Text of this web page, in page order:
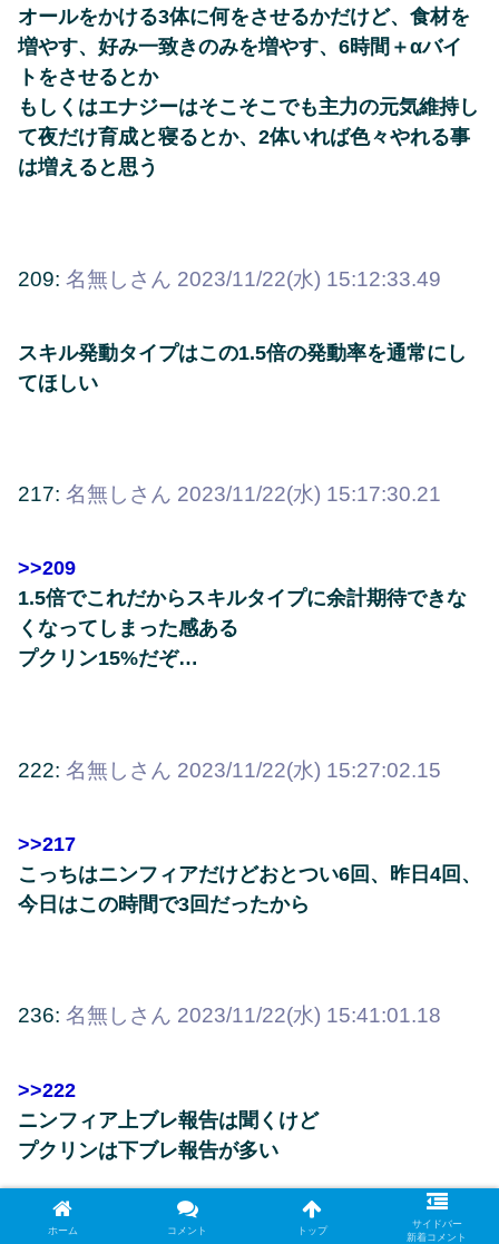
オールをかける3体に何をさせるかだけど、食材を
増やす、好み一致きのみを増やす、6時間＋αバイ
トをさせるとか
もしくはエナジーはそこそこでも主力の元気維持し
て夜だけ育成と寝るとか、2体いれば色々やれる事
は増えると思う
209: 名無しさん 2023/11/22(水) 15:12:33.49
スキル発動タイプはこの1.5倍の発動率を通常にし
てほしい
217: 名無しさん 2023/11/22(水) 15:17:30.21
>>209
1.5倍でこれだからスキルタイプに余計期待できな
くなってしまった感ある
プクリン15%だぞ…
222: 名無しさん 2023/11/22(水) 15:27:02.15
>>217
こっちはニンフィアだけどおとつい6回、昨日4回、
今日はこの時間で3回だったから
236: 名無しさん 2023/11/22(水) 15:41:01.18
>>222
ニンフィア上ブレ報告は聞くけど
プクリンは下ブレ報告が多い
プクリンだけ適応外になってない？
ホーム コメント トップ
サイドバー
新着コメント